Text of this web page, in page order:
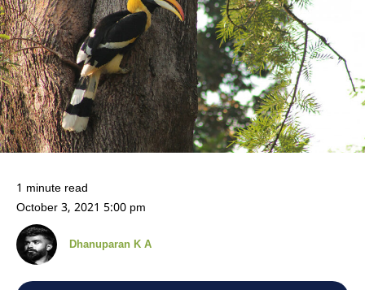
1 minute read
October 3, 2021 5:00 pm
Dhanuparan K A